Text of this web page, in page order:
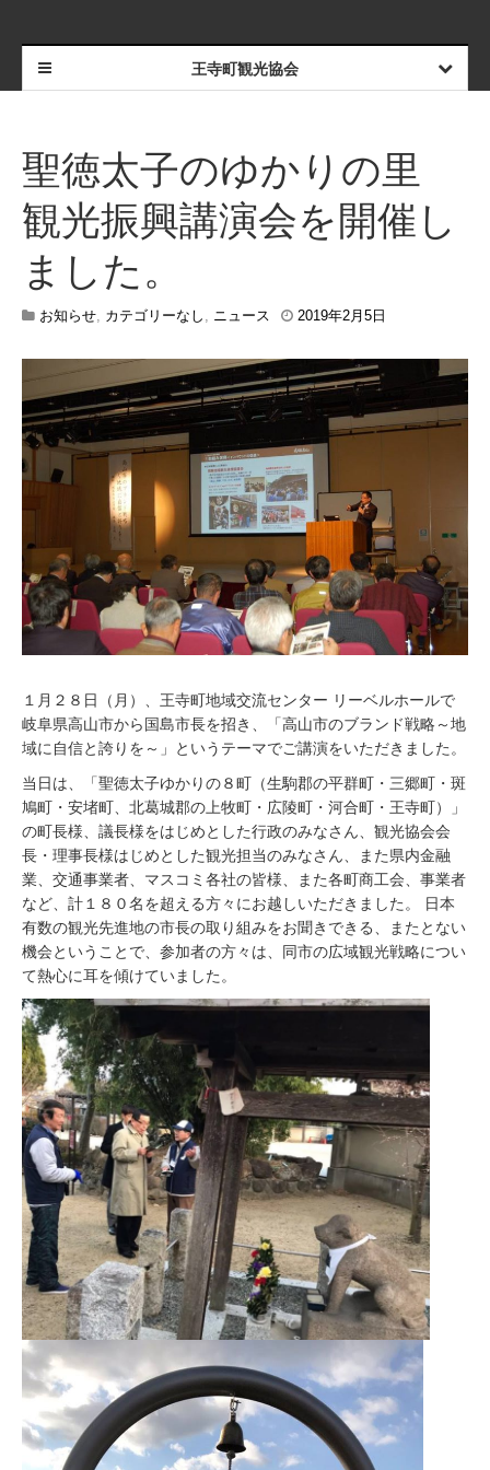
王寺町観光協会
聖徳太子のゆかりの里
観光振興講演会を開催し
ました。
お知らせ, カテゴリーなし , ニュース 2019年2月5日
１月２８日（月）、王寺町地域交流センター リーベルホールで
岐阜県高山市から国島市長を招き、「高山市のブランド戦略～地
域に自信と誇りを～」というテーマでご講演をいただきました。
当日は、「聖徳太子ゆかりの８町（生駒郡の平群町・三郷町・斑
鳩町・安堵町、北葛城郡の上牧町・広陵町・河合町・王寺町）」
の町長様、議長様をはじめとした行政のみなさん、観光協会会
長・理事長様はじめとした観光担当のみなさん、また県内金融
業、交通事業者、マスコミ各社の皆様、また各町商工会、事業者
など、計１８０名を超える方々にお越しいただきました。 日本
有数の観光先進地の市長の取り組みをお聞きできる、またとない
機会ということで、参加者の方々は、同市の広域観光戦略につい
て熱心に耳を傾けていました。